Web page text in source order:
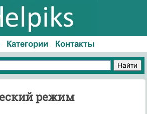
Категории Контакты
режим